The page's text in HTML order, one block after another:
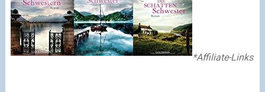
*Affiliate-Links